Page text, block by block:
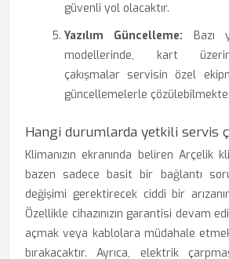
güvenli yol olacaktır.
Yazılım Güncelleme: Bazı
modellerinde, kart
çakışmalar servisin özel
güncellemelerle
Hangi durumlarda yetkili servis
Klimanızın ekranında beliren Arçelik
bazen sadece basit bir bağlantı
değişimi gerektirecek ciddi bir
Özellikle cihazınızın garantisi devam
açmak veya kablolara müdahale etmek
bırakacaktır. Ayrıca, elektrik